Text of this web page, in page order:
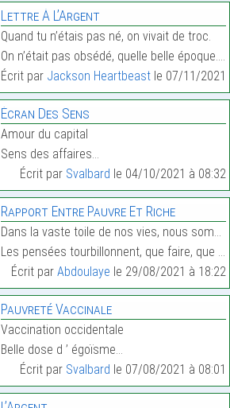
Lettre À L’Argent
Quand tu n’étais pas né, on vivait de troc.
On n’était pas obsédé, quelle belle époque.…
Écrit par Jackson Heartbeastle 07/11/2021
Écran Des Sens
Amour du capital
Sens des affaires…
Écrit par Svalbard le 04/10/2021 à 08:32
Rapport Entre Pauvre Et Riche
Dans la vaste toile de nos vies, nous sommes à la
Les pensées tourbillonnent, que faire, que dire, q…
Écrit par Abdoulaye le 29/08/2021 à 18:22
Pauvreté Vaccinale
Vaccination occidentale
Belle dose d ’ égoïsme…
Écrit par Svalbard le 07/08/2021 à 08:01